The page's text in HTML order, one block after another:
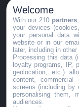
Pathologies adultes
Signes d'une
La vision
Acuité visuelle
Myosis / mydriase
Œdème oculaire
©GuideVue2024
Welcome
With our 210 partners
your devices
your personal data
website or in our
later, including in other
Processing this data
loyalty programs, IP,
geolocation, etc.)
content,
screens (including by
personalising them,
audiences.